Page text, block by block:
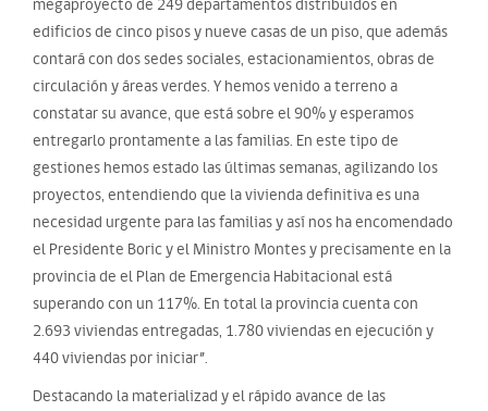
megaproyecto de 249 departamentos distribuidos en
edificios de cinco pisos y nueve casas de un piso, que además
contará con dos sedes sociales, estacionamientos, obras de
circulación y áreas verdes. Y hemos venido a terreno a
constatar su avance, que está sobre el 90% y esperamos
entregarlo prontamente a las familias. En este tipo de
gestiones hemos estado las últimas semanas, agilizando los
proyectos, entendiendo que la vivienda definitiva es una
necesidad urgente para las familias y así nos ha encomendado
el Presidente Boric y el Ministro Montes y precisamente en la
provincia de el Plan de Emergencia Habitacional está
superando con un 117%. En total la provincia cuenta con
2.693 viviendas entregadas, 1.780 viviendas en ejecución y
440 viviendas por iniciar”.
Destacando la materializad y el rápido avance de las